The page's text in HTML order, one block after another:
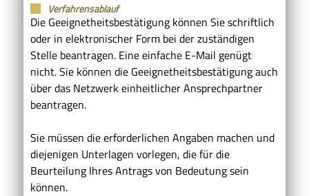
Verfahrensablauf
Die Geeignetheitsbestätigung können Sie schriftlich
oder in elektronischer Form bei der zuständigen
Stelle beantragen. Eine einfache E-Mail genügt
nicht. Sie können die Geeignetheitsbestätigung auch
über das Netzwerk einheitlicher Ansprechpartner
beantragen.
Sie müssen die erforderlichen Angaben machen und
diejenigen Unterlagen vorlegen, die für die
Beurteilung Ihres Antrags von Bedeutung sein
können.